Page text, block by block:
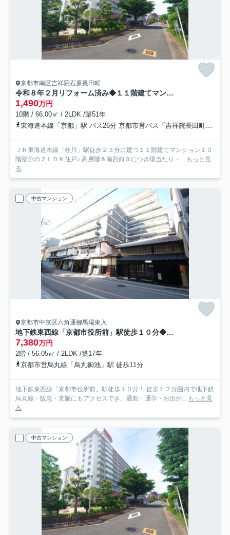
京都市南区吉祥院石原長田町
令和８年２月リフォーム済み◆１１階建てマンション１０階部分南西向き２ＬＤＫ住戸◆桂川ハイツ２号館
1,490万円
10階 / 66.00㎡ / 2LDK /築51年
東海道本線「京都」駅 バス26分 京都市営バス「吉祥院長田町」 停歩3分
ＪＲ東海道本線「桂川」駅徒歩２３分に建つ１１階建てマンション１０
階部分の２ＬＤＫ住戸♪ 高層階＆南西向きにつき陽当たり・... もっと見
る
中古マンション
京都市中京区六角通柳馬場東入
地下鉄東西線「京都市役所前」駅徒歩１０分◆田の字エリア◆改装済２ＬＤＫ◆イーグルコート京都六角雅心庵
7,380万円
2階 / 56.05㎡ / 2LDK /築17年
京都市営烏丸線「烏丸御池」駅 徒歩11分
地下鉄東西線「京都市役所前」駅徒歩１０分！ 徒歩１２分圏内で地下鉄
烏丸線・阪急・京阪にもアクセスでき、通勤・通学・お出か... もっと見
る
中古マンション